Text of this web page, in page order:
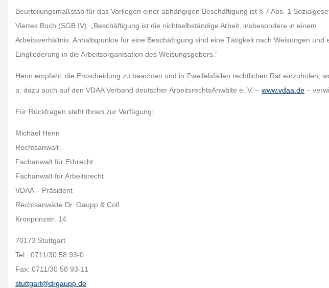
Beurteilungsmaßstab für das Vorliegen einer abhängigen Beschäftigung ist § 7 Abs. 1
Viertes Buch (SGB IV): „Beschäftigung ist die nichtselbständige Arbeit, insbesondere in einem
Arbeitsverhältnis. Anhaltspunkte für eine Beschäftigung sind eine Tätigkeit nach Weisungen und
Eingliederung in die Arbeitsorganisation des Weisungsgebers.“
Henn empfahl, die Entscheidung zu beachten und in Zweifelsfällen rechtlichen Rat einzuholen,
a. dazu auch auf den VDAA Verband deutscher ArbeitsrechtsAnwälte e. V. –www.vdaa.de –
Für Rückfragen steht Ihnen zur Verfügung:
Michael Henn
Rechtsanwalt
Fachanwalt für Erbrecht
Fachanwalt für Arbeitsrecht
VDAA – Präsident
Rechtsanwälte Dr. Gaupp & Coll
Kronprinzstr. 14
70173 Stuttgart
Tel.: 0711/30 58 93-0
Fax: 0711/30 58 93-11
stuttgart@drgaupp.de